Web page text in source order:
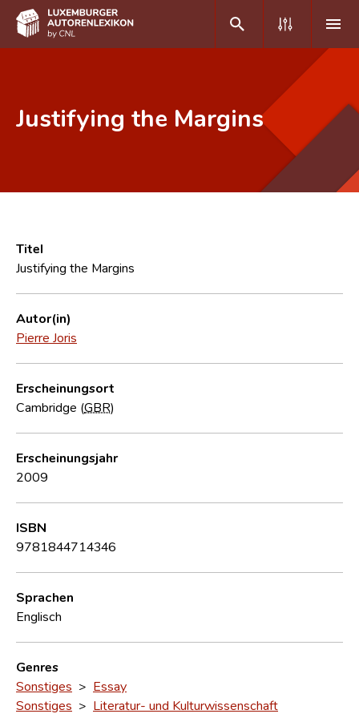
Häufige Fragen und Antworten
CNL
Forschungsgruppe
Kontakt
Justifying the Margins
Titel
Justifying the Margins
Autor(in)
Pierre Joris
Erscheinungsort
Cambridge (GBR)
Erscheinungsjahr
2009
ISBN
9781844714346
Sprachen
Englisch
Genres
Sonstiges > Essay
Sonstiges > Literatur- und Kulturwissenschaft